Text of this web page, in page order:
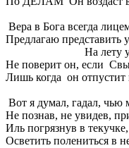
Вера в Бога всегда
Предлагаю представить
На лету
Не поверит он, если
Лишь когда он отпустит
Вот я думал, гадал, чью
Не познав, не увидев,
Иль погрязнув в
Осветить полениться в